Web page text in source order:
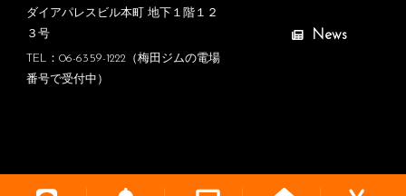
ダイアパレスビル本町 地下１階１２
３号
TEL：06-6359-1222（梅田ジムの電場
番号で受付中）
News